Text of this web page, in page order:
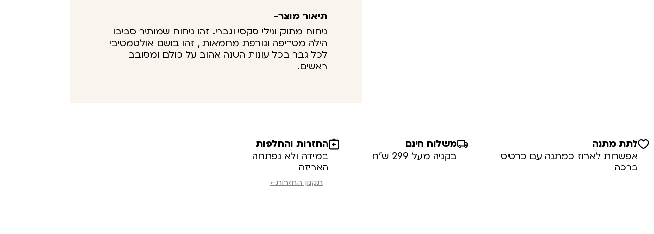
תיאור מוצר-
ניחוח מתוק ונילי סקסי וגברי. זהו ניחוח שמותיר סביבו
הילה מטריפה וגורפת מחמאות , זהו בושם אולטמטיבי
לכל גבר בכל עונות השנה אהוב על כולם ומסובב
ראשים.
לתת מתנה
אפשרות לארוז כמתנה עם כרטיס
ברכה
משלוח חינם
בקניה מעל 299 ש”ח
החזרות והחלפות
במידה ולא נפתחה
האריזה
תקנון החזרות←